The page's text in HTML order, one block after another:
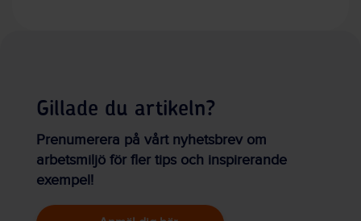
Gillade du artikeln?
Prenumerera på vårt nyhetsbrev om
arbetsmiljö för fler tips och inspirerande
exempel!